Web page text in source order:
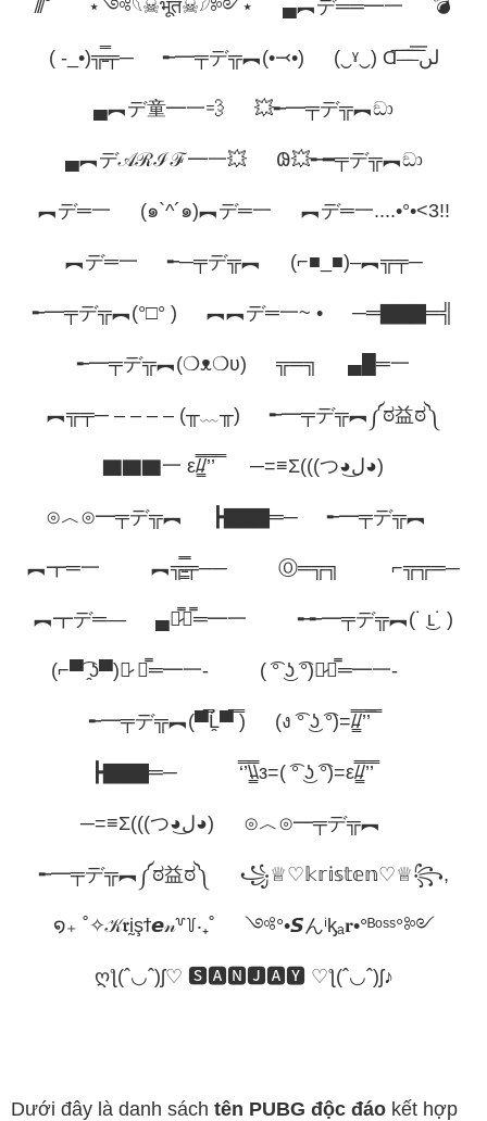
̸/̸̅̅ ̆̅ ̅̅ ̅̅ ⋆༺𓆩☠︎︎भूत☠︎︎𓆪༻⋆ ▄︻デ══━一 💣
( -_•)╦̵̵̿╤─ ╾━╤デ╦︻(•⤙•) (‿ˠ‿) Ɑ͞ ̶͞ ̶͞ ̶͞ لں͞
▄︻デ童━一💨 💥╾━╤デ╦︻ඞා
▄︻デ𝒜ℛℐℱ━一💥 𐐘💥╾━╤デ╦︻ඞා
︻デ═一 (๑`^´๑)︻デ═一 ︻デ═一....•°•<3!!
︻デ═一 ╾─╤デ╦︻ (⌐■_■)–︻╦╤─
╾━╤デ╦︻(°□° ) ︻︻デ═一~ • ─═▇▇▇═╣
╾━╤デ╦︻(❍ᴥ❍ʋ) ╦═╗ ▄█═一
︻╦╤─ – – – – (╥﹏╥) ╾━╤デ╦︻༼ಠ益ಠ༽
▇▇▇一 ε/̵͇̿̿/’̿’̿ ̿ ─=≡Σ(((つ◕ل͜◕)
⊙︿⊙━╤デ╦︻ ┣▇▇▇═─ ╾━╤デ╦︻
︻┳═一 ︻╦̵̵͇̿̿̿̿╤── Ⓞ═╦╗ ⌐╦╦═─
︻┳デ═— ▄︻̷̿┻̿═━一 ╾╾━╤デ╦︻(˙ ͜ʟ˙ )
(⌐▀͡ ̯ʖ▀)︻̷ ┻̿═━一- ( ͡° ͜ʖ ͡°)︻̷┻̿═━一-
╾━╤デ╦︻(▀̿Ĺ̯▀̿ ̿) (ง ͡° ͜ʖ ͡°)=/̵͇̿̿/’̿’̿̿̿̿ ̿̿
┣▇▇▇═─ ‘̿’\̵͇̿̿\з=( ͡° ͜ʖ ͡°)=ε/̵͇̿̿/’̿’̿
─=≡Σ(((つ◕ل͜◕) ⊙︿⊙━╤デ╦︻
╾━╤デ╦︻༼ಠ益ಠ༽ ꧁♕♡︎𝕜𝕣𝕚𝕤𝕥𝕖𝕟♡︎♕꧂,
໑₊ ˚✧𝒦𝖗ḭşϯ𝙚𝓃꒷꒦‧₊˚ ༺°•𝙎んⁱᶄₐ𝐫•°ᴮᵒˢˢ°༻
ღƪ(ˆ◡ˆ)ʃ♡ 🆂🅰🅽🅹🅰🆈 ♡ƪ(ˆ◡ˆ)ʃ♪
Dưới đây là danh sách tên PUBG độc đáo kết hợp